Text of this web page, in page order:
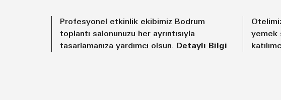
Profesyonel etkinlik ekibimiz Bodrum
toplantı salonunuzu her ayrıntısıyla
tasarlamanıza yardımcı olsun. Detaylı Bilgi
yemek